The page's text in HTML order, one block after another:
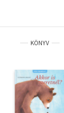
KÖNYV